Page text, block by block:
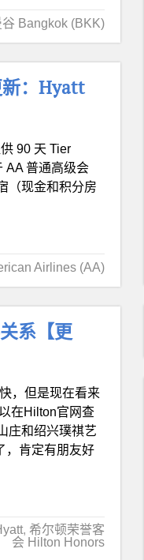
谷 Bangkok (BKK)
：Hyatt
90 天 Tier
AA 普通高级会
（现金和积分房
Airlines (AA)
系【更
，但是现在看来
在Hilton官网查
庄和绍兴璞祺艺
，肯定有朋友好
, 希尔顿荣誉客
会 Hilton Honors